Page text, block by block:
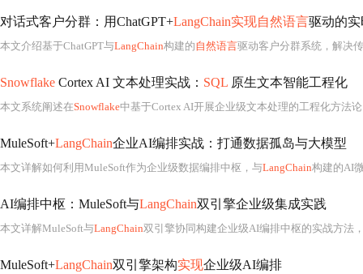
对话式客户分群：用ChatGPT+LangChain实现自然语言驱动的
本文介绍基于ChatGPT与LangChain构建的自然语言驱动客户分群系统，解决传统分群中语义鸿沟、模型静态化与黑
Snowflake Cortex AI 文本处理实战： SQL 原生文本智能工程化
本文系统阐述在Snowflake中基于Cortex AI开展企业级文本处理的工程化方法
MuleSoft+LangChain企业AI编排实战：打通数据孤岛与大模型
本文详解如何利用MuleSoft作为企业级数据编排中枢，与LangChain构建的AI
AI编排中枢：MuleSoft与LangChain双引擎企业级集成实践
本文详解MuleSoft与LangChain双引擎协同构建企业级AI编排中枢的实战方法，聚焦数据主权合规、AI逻辑可演进、现有IT资产零改造三大
MuleSoft+LangChain双引擎架构实现企业级AI编排